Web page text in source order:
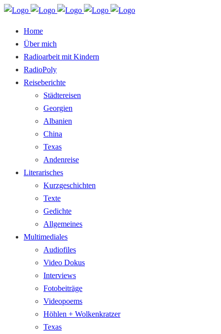
Home
Über mich
Radioarbeit mit Kindern
RadioPoly
Reiseberichte
Städtereisen
Georgien
Albanien
China
Texas
Andenreise
Literarisches
Kurzgeschichten
Texte
Gedichte
Allgemeines
Multimediales
Audiofiles
Video Dokus
Interviews
Fotobeiträge
Videopoems
Höhlen + Wolkenkratzer
Texas